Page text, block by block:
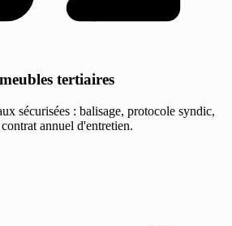
tertiaires
sécurisées : balisage, protocole syndic,
annuel d'entretien.